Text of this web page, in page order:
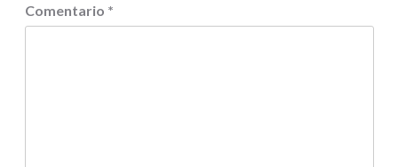
Comentario *